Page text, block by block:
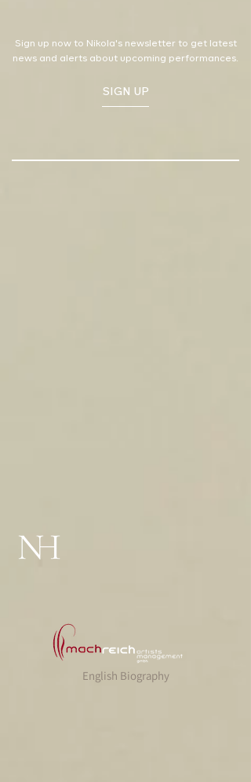
Sign up now to Nikola's newsletter to get latest
news and alerts about upcoming performances.
SIGN UP
English Biography